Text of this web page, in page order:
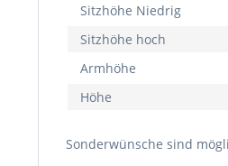
Sitzhöhe Niedrig
Sitzhöhe hoch
Armhöhe
Höhe
Sonderwünsche sind